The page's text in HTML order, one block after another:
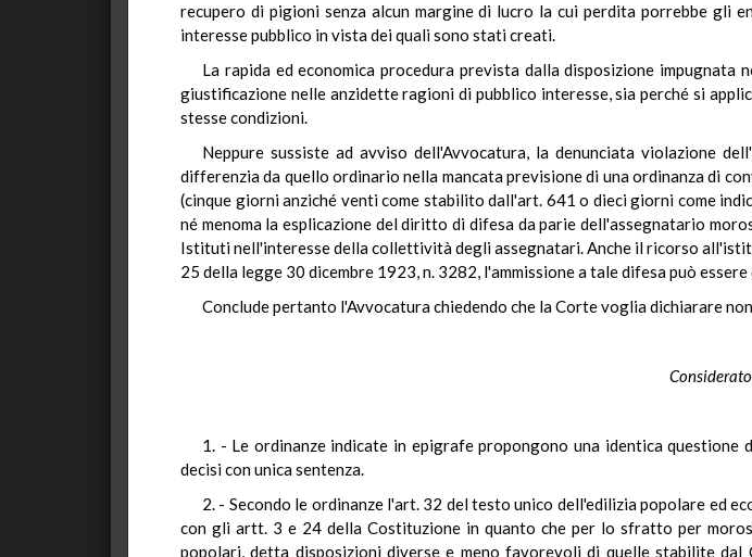
recupero di pigioni senza alcun margine di lucro la cui perdita porrebbe gli
interesse pubblico in vista dei quali sono stati creati.
La rapida ed economica procedura prevista dalla disposizione
giustificazione nelle anzidette ragioni di pubblico interesse, sia perché si
stesse condizioni.
Neppure sussiste ad avviso dell'Avvocatura, la denunciata violazione
differenzia da quello ordinario nella mancata previsione di una ordinanza di
(cinque giorni anziché venti come stabilito dall'art. 641 o dieci giorni come
né menoma la esplicazione del diritto di difesa da parie dell'assegnatario
Istituti nell'interesse della collettività degli assegnatari. Anche il ricorso
25 della legge 30 dicembre 1923, n. 3282, l'ammissione a tale difesa può
Conclude pertanto l'Avvocatura chiedendo che la Corte voglia dichiarare
1. - Le ordinanze indicate in epigrafe propongono una identica
decisi con unica sentenza.
2. - Secondo le ordinanze l'art. 32 del testo unico dell'edilizia popolare ed
con gli artt. 3 e 24 della Costituzione in quanto che per lo sfratto per
popolari, detta disposizioni diverse e meno favorevoli di quelle stabilite